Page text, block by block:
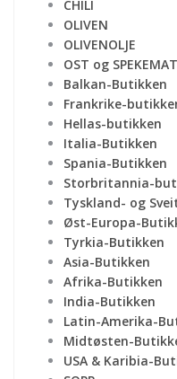
CHILI
OLIVEN
OLIVENOLJE
OST og SPEKEMAT
Balkan-Butikken
Frankrike-
Hellas-butikken
Italia-Butikken
Spania-Butikken
Storbritannia-
Tyskland- og
Øst-Europa-
Tyrkia-Butikken
Asia-Butikken
Afrika-Butikken
India-Butikken
Latin-Amerika-
Midtøsten-
USA & Karibia-